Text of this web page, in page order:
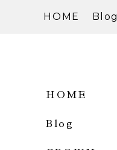
HOME Blog
HOME
Blog